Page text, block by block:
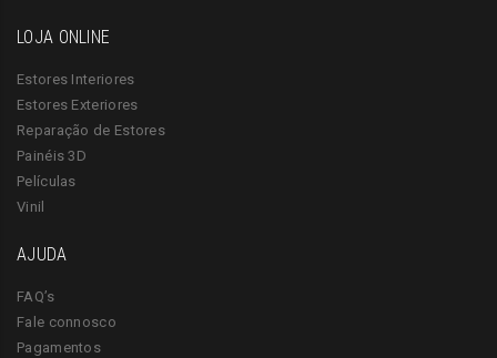
LOJA ONLINE
Estores Interiores
Estores Exteriores
Reparação de Estores
Painéis 3D
Películas
Vinil
AJUDA
FAQ’s
Fale connosco
Pagamentos